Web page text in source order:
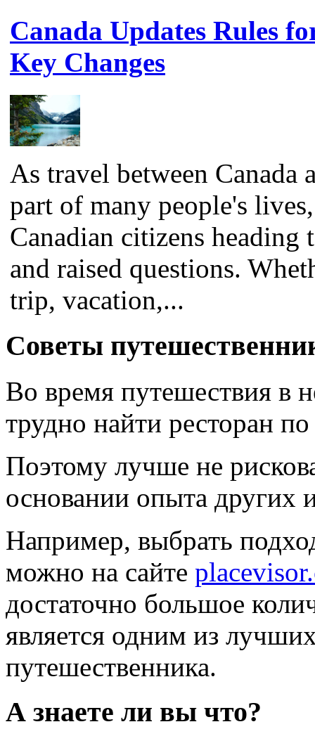
Canada Updates Rules
Key Changes
As travel between Canada
part of many people's
Canadian citizens heading
and raised questions.
trip, vacation,...
Советы
Во время путешествия в
трудно найти ресторан
Поэтому лучше не
основании опыта других
Например, выбрать
можно на сайте
достаточно большое
является одним из
путешественника.
А знаете ли вы что?